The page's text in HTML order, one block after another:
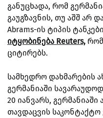
განუცხადა, რომ
გაუგზავნის, თუ აშშ არ
Abrams-ის ტიპის
იტყობინება Reuters,
ციტირებს.
სამხედრო დახმარების
გერმანიაში
20 იანვარს, გერმანიაში
თავდაცვის საკონტაქტო